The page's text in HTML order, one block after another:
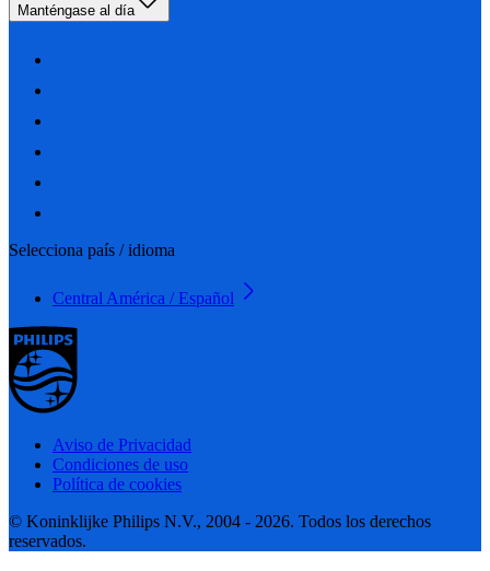
Manténgase al día
Selecciona país / idioma
Central América / Español
Aviso de Privacidad
Condiciones de uso
Política de cookies
© Koninklijke Philips N.V., 2004 - 2026. Todos los derechos
reservados.